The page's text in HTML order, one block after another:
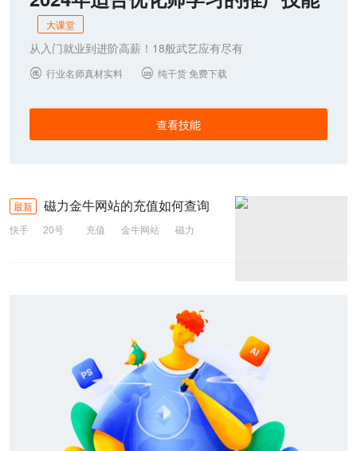
大课堂
从入门就业到进阶高薪！18般武艺应有尽有
 行业名师真材实料  纯干货 免费下载
查看技能
最新 磁力金牛网站的充值如何查询
快手 20号 充值 金牛网站 磁力